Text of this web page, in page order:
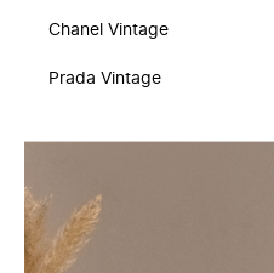
Chanel Vintage
Prada Vintage